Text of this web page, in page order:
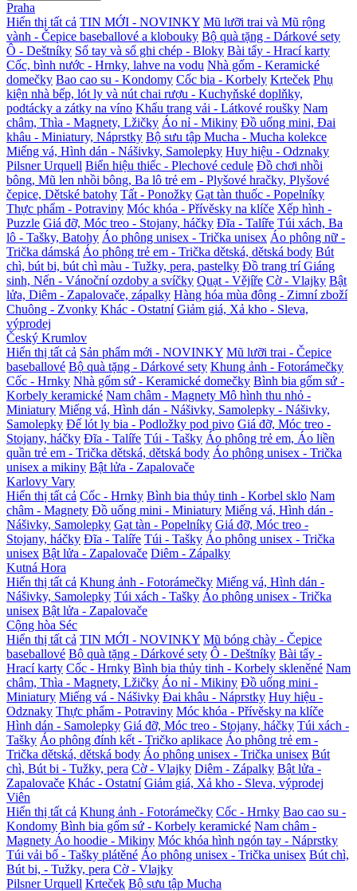
Praha
Hiển thị tất cả TIN MỚI - NOVINKY Mũ lưỡi trai và Mũ rộng
vành - Čepice baseballové a klobouky Bộ quà tặng - Dárkové sety
Ô - Deštníky Sổ tay và sổ ghi chép - Bloky Bài tẩy - Hrací karty
Cốc, bình nước - Hrnky, lahve na vodu Nhà gốm - Keramické
domečky Bao cao su - Kondomy Cốc bia - Korbely Krteček Phụ
kiện nhà bếp, lót ly và nút chai rượu - Kuchyňské doplňky,
podtácky a zátky na víno Khẩu trang vải - Látkové roušky Nam
châm, Thìa - Magnety, Lžičky Áo nỉ - Mikiny Đồ uống mini, Đai
khâu - Miniatury, Náprstky Bộ sưu tập Mucha - Mucha kolekce
Miếng vá, Hình dán - Nášivky, Samolepky Huy hiệu - Odznaky
Pilsner Urquell Biển hiệu thiếc - Plechové cedule Đồ chơi nhồi
bông, Mũ len nhồi bông, Ba lô trẻ em - Plyšové hračky, Plyšové
čepice, Dětské batohy Tất - Ponožky Gạt tàn thuốc - Popelníky
Thực phẩm - Potraviny Móc khóa - Přívěsky na klíče Xếp hình -
Puzzle Giá đỡ, Móc treo - Stojany, háčky Đĩa - Talíře Túi xách, Ba
lô - Tašky, Batohy Áo phông unisex - Trička unisex Áo phông nữ -
Trička dámská Áo phông trẻ em - Trička dětská, dětská body Bút
chì, bút bi, bút chì màu - Tužky, pera, pastelky Đồ trang trí Giáng
sinh, Nến - Vánoční ozdoby a svíčky Quạt - Vějíře Cờ - Vlajky Bật
lửa, Diêm - Zapalovače, zápalky Hàng hóa mùa đông - Zimní zboží
Chuông - Zvonky Khác - Ostatní Giảm giá, Xả kho - Sleva,
výprodej
Český Krumlov
Hiển thị tất cả Sản phẩm mới - NOVINKY Mũ lưỡi trai - Čepice
baseballové Bộ quà tặng - Dárkové sety Khung ảnh - Fotorámečky
Cốc - Hrnky Nhà gốm sứ - Keramické domečky Bình bia gốm sứ -
Korbely keramické Nam châm - Magnety Mô hình thu nhỏ -
Miniatury Miếng vá, Hình dán - Nášivky, Samolepky - Nášivky,
Samolepky Đế lót ly bia - Podložky pod pivo Giá đỡ, Móc treo -
Stojany, háčky Đĩa - Talíře Túi - Tašky Áo phông trẻ em, Áo liền
quần trẻ em - Trička dětská, dětská body Áo phông unisex - Trička
unisex a mikiny Bật lửa - Zapalovače
Karlovy Vary
Hiển thị tất cả Cốc - Hrnky Bình bia thủy tinh - Korbel sklo Nam
châm - Magnety Đồ uống mini - Miniatury Miếng vá, Hình dán -
Nášivky, Samolepky Gạt tàn - Popelníky Giá đỡ, Móc treo -
Stojany, háčky Đĩa - Talíře Túi - Tašky Áo phông unisex - Trička
unisex Bật lửa - Zapalovače Diêm - Zápalky
Kutná Hora
Hiển thị tất cả Khung ảnh - Fotorámečky Miếng vá, Hình dán -
Nášivky, Samolepky Túi xách - Tašky Áo phông unisex - Trička
unisex Bật lửa - Zapalovače
Cộng hòa Séc
Hiển thị tất cả TIN MỚI - NOVINKY Mũ bóng chày - Čepice
baseballové Bộ quà tặng - Dárkové sety Ô - Deštníky Bài tẩy -
Hrací karty Cốc - Hrnky Bình bia thủy tinh - Korbely skleněné Nam
châm, Thìa - Magnety, Lžičky Áo nỉ - Mikiny Đồ uống mini -
Miniatury Miếng vá - Nášivky Đai khâu - Náprstky Huy hiệu -
Odznaky Thực phẩm - Potraviny Móc khóa - Přívěsky na klíče
Hình dán - Samolepky Giá đỡ, Móc treo - Stojany, háčky Túi xách -
Tašky Áo phông đính kết - Tričko aplikace Áo phông trẻ em -
Trička dětská, dětská body Áo phông unisex - Trička unisex Bút
chì, Bút bi - Tužky, pera Cờ - Vlajky Diêm - Zápalky Bật lửa -
Zapalovače Khác - Ostatní Giảm giá, Xả kho - Sleva, výprodej
Viên
Hiển thị tất cả Khung ảnh - Fotorámečky Cốc - Hrnky Bao cao su -
Kondomy Bình bia gốm sứ - Korbely keramické Nam châm -
Magnety Áo hoodie - Mikiny Móc khóa hình ngón tay - Náprstky
Túi vải bố - Tašky plátěné Áo phông unisex - Trička unisex Bút chì,
Bút bi, - Tužky, pera Cờ - Vlajky
Pilsner Urquell Krteček Bộ sưu tập Mucha